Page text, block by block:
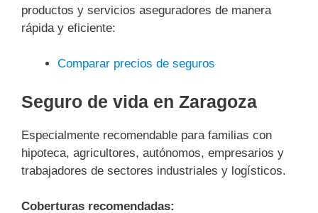
productos y servicios aseguradores de manera
rápida y eficiente:
Comparar precios de seguros
Seguro de vida en Zaragoza
Especialmente recomendable para familias con
hipoteca, agricultores, autónomos, empresarios y
trabajadores de sectores industriales y logísticos.
Coberturas recomendadas: